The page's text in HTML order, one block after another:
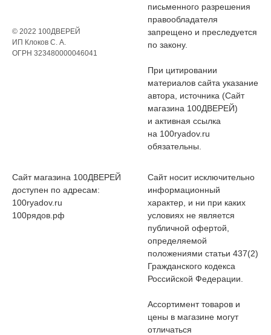
© 2022 100ДВЕРЕЙ
ИП Клоков С. А.
ОГРН 323480000046041
письменного разрешения
правообладателя
запрещено и преследуется
по закону.
При цитировании
материалов сайта указание
автора, источника (Сайт
магазина 100ДВЕРЕЙ)
и активная ссылка
на 100ryadov.ru
обязательны.
Сайт магазина 100ДВЕРЕЙ
доступен по адресам:
100ryadov.ru
100рядов.рф
Сайт носит исключительно
информационный
характер, и ни при каких
условиях не является
публичной офертой,
определяемой
положениями статьи 437(2)
Гражданского кодекса
Российской Федерации.
Ассортимент товаров и
цены в магазине могут
отличаться